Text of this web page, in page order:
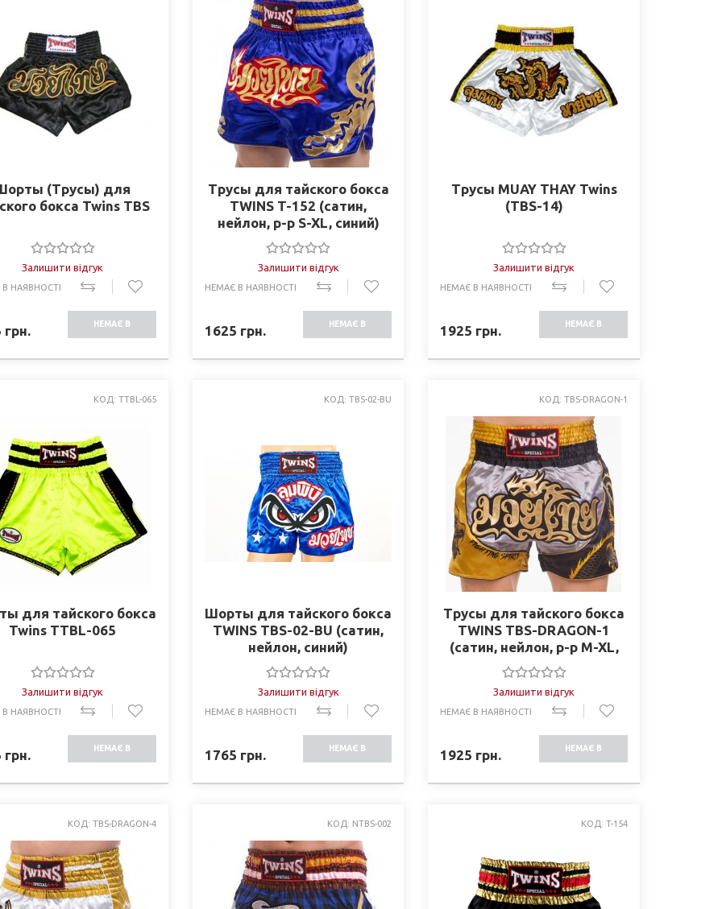
(Трусы) для
бокса Twins TBS
Залишити відгук
НАЯВНОСТІ
грн. НЕМАЄ В
Трусы для тайского бокса
TWINS T-152 (сатин,
нейлон, р-р S-XL, синий)
Залишити відгук
НЕМАЄ В НАЯВНОСТІ
1625 грн. НЕМАЄ В
Трусы MUAY THAY Twins
(TBS-14)
Залишити відгук
НЕМАЄ В НАЯВНОСТІ
1925 грн. НЕМАЄ В
КОД: TTBL-065
для тайского бокса
Twins TTBL-065
Залишити відгук
НАЯВНОСТІ
грн. НЕМАЄ В
КОД: TBS-02-BU
Шорты для тайского бокса
TWINS TBS-02-BU (сатин,
нейлон, синий)
Залишити відгук
НЕМАЄ В НАЯВНОСТІ
1765 грн. НЕМАЄ В
КОД: TBS-DRAGON-1
Трусы для тайского бокса
TWINS TBS-DRAGON-1
(сатин, нейлон, р-р M-XL,
серый-черный)
Залишити відгук
НЕМАЄ В НАЯВНОСТІ
1925 грн. НЕМАЄ В
КОД: TBS-DRAGON-4 КОД: NTBS-002 КОД: T-154